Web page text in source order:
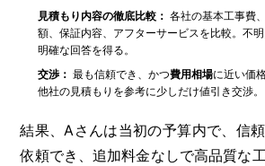
見積もり内容の徹底比較： 各社の基本工事費
額、保証内容、アフターサービスを比較。不明
明確な回答を得る。
交渉： 最も信頼でき、かつ費用相場に近い価
他社の見積もりを参考に少しだけ値引き交渉。
結果、Aさんは当初の予算内で、信
依頼でき、追加料金なしで高品質な